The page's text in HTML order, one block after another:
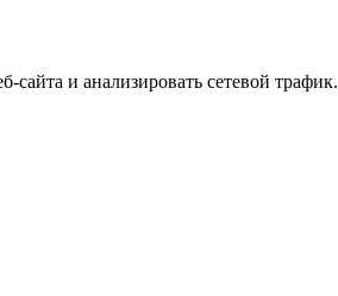
и анализировать сетевой трафик.